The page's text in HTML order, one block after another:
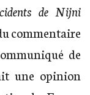
de Nijni
commentaire
de
une opinion